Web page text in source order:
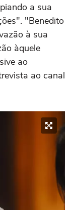
a sua
"Benedito
à sua
àquele
ao
ao canal